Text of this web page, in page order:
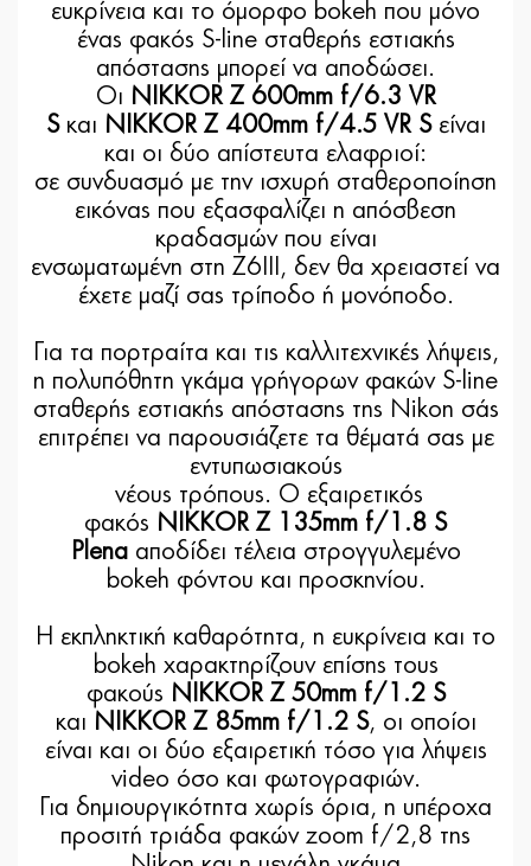
ευκρίνεια και το όμορφο bokeh που μόνο
ένας φακός S-line σταθερής εστιακής
απόστασης μπορεί να αποδώσει.
Οι NIKKOR Z 600mm f/6.3 VR
Sκαι NIKKOR Z 400mm f/4.5 VR S είναι
και οι δύο απίστευτα ελαφριοί:
σε συνδυασμό με την ισχυρή σταθεροποίηση
εικόνας που εξασφαλίζει η απόσβεση
κραδασμών που είναι
ενσωματωμένη στη Z6III, δεν θα χρειαστεί να
έχετε μαζί σας τρίποδο ή μονόποδο.
Για τα πορτραίτα και τις καλλιτεχνικές λήψεις,
η πολυπόθητη γκάμα γρήγορων φακών S-line
σταθερής εστιακής απόστασης της Nikon σάς
επιτρέπει να παρουσιάζετε τα θέματά σας με
εντυπωσιακούς
νέους τρόπους. Ο εξαιρετικός
φακός NIKKOR Z 135mm f/1.8 S
Plenaαποδίδει τέλεια στρογγυλεμένο
bokeh φόντου και προσκηνίου.
Η εκπληκτική καθαρότητα, η ευκρίνεια και το
bokeh χαρακτηρίζουν επίσης τους
φακούς NIKKOR Z 50mm f/1.2 S
και NIKKOR Z 85mm f/1.2 S, οι οποίοι
είναι και οι δύο εξαιρετική τόσο για λήψεις
video όσο και φωτογραφιών.
Για δημιουργικότητα χωρίς όρια, η υπέροχα
προσιτή τριάδα φακών zoom f/2,8 της